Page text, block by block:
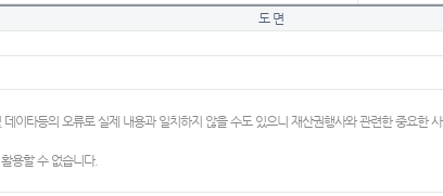
도 면
이타등의 오류로 실제 내용과 일치하지 않을 수도 있으니 재산권행사와 관련한 중요한
용할 수 없습니다.